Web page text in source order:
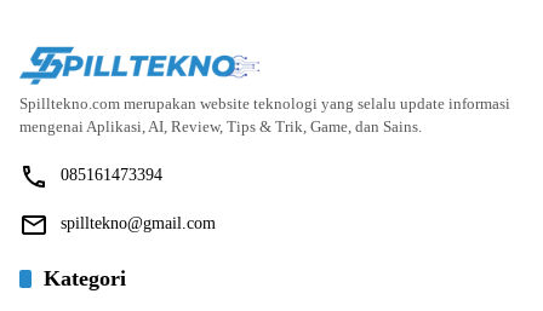
Spilltekno.com merupakan website teknologi yang selalu update informasi
mengenai Aplikasi, AI, Review, Tips & Trik, Game, dan Sains.
085161473394
spilltekno@gmail.com
Kategori